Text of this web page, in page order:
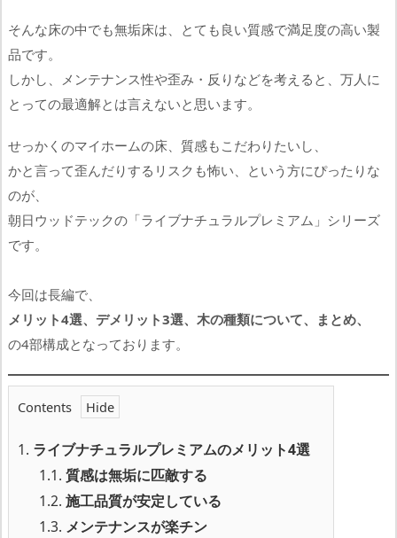
そんな床の中でも無垢床は、とても良い質感で満足度の高い製
品です。
しかし、メンテナンス性や歪み・反りなどを考えると、万人に
とっての最適解とは言えないと思います。
せっかくのマイホームの床、質感もこだわりたいし、
かと言って歪んだりするリスクも怖い、という方にぴったりな
のが、
朝日ウッドテックの「ライブナチュラルプレミアム」シリーズ
です。
今回は長編で、
メリット4選、デメリット3選、木の種類について、まとめ、
の4部構成となっております。
Contents
1. ライブナチュラルプレミアムのメリット4選
1.1. 質感は無垢に匹敵する
1.2. 施工品質が安定している
1.3. メンテナンスが楽チン